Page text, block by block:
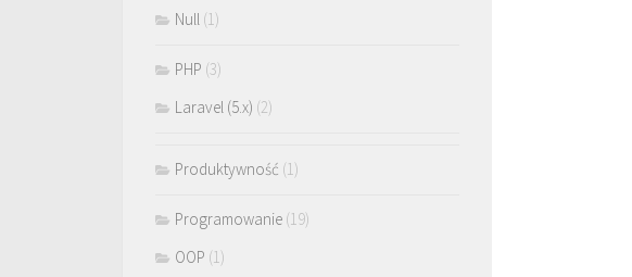
Null(1)
PHP (3)
Laravel (5.x) (2)
Produktywność (1)
Programowanie(19)
OOP (1)